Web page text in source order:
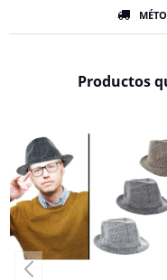
Productos